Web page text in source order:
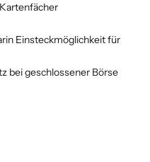
Einsteckmöglichkeit für
bei geschlossener Börse